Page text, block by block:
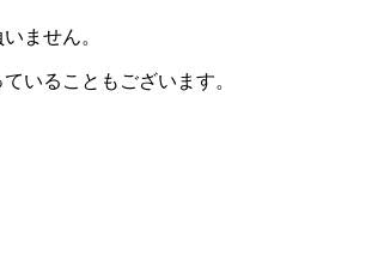
ません。
いることもございます。